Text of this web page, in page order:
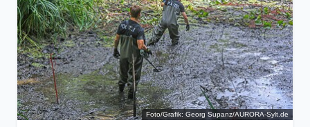
Foto/Grafik: Georg Supanz/AURORA-Sylt.de